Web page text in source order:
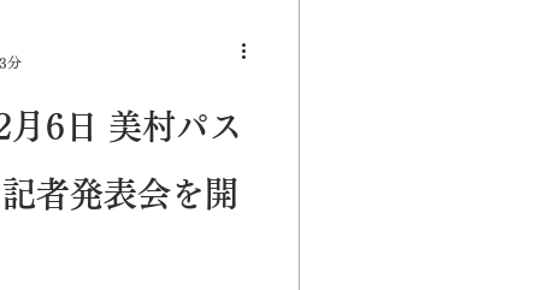
月6日 美村パス
者発表会を開
分